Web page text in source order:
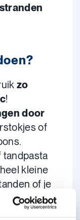
zo
!
door
of
tandpasta
kleine
of je
zijn ze
voor het